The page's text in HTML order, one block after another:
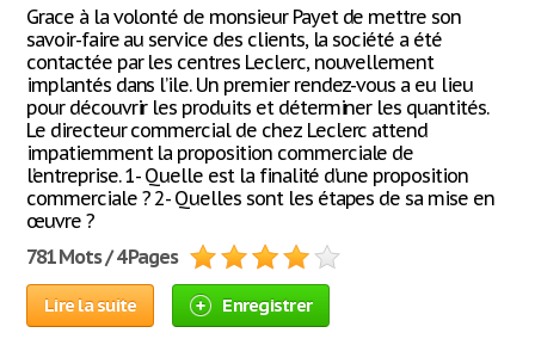
Grace à la volonté de monsieur Payet de mettre son
savoir-faire au service des clients, la société a été
contactée par les centres Leclerc, nouvellement
implantés dans l’ile. Un premier rendez-vous a eu lieu
pour découvrir les produits et déterminer les quantités.
Le directeur commercial de chez Leclerc attend
impatiemment la proposition commerciale de
l’entreprise. 1- Quelle est la finalité d’une proposition
commerciale ? 2- Quelles sont les étapes de sa mise en
œuvre ?
781 Mots / 4 Pages
Lire la suite Enregistrer